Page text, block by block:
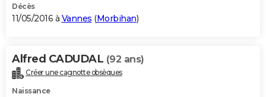
Décès
11/05/2016 à Vannes (Morbihan)
Alfred CADUDAL (92 ans)
Créer une cagnotte obsèques
Naissance